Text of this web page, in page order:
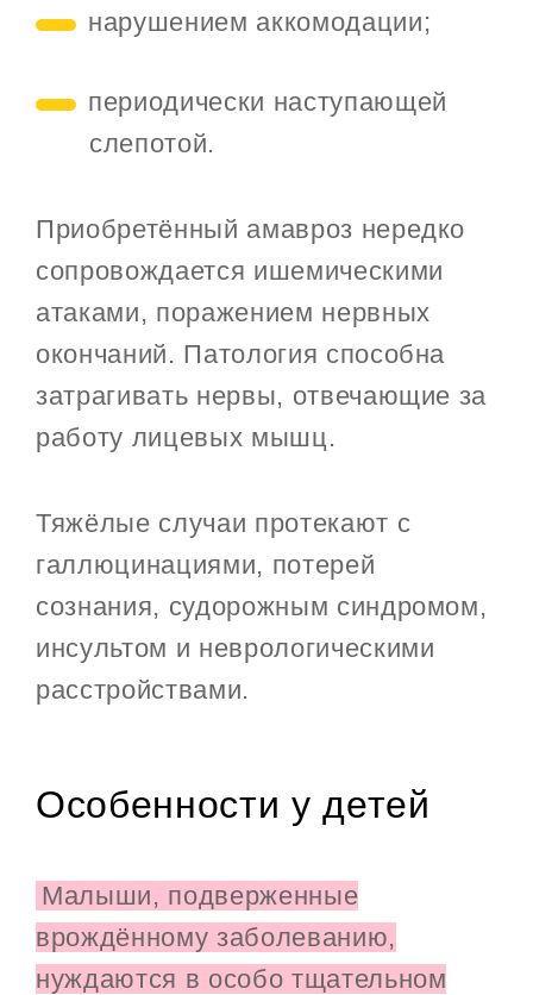
нарушением аккомодации;
периодически наступающей
слепотой.
Приобретённый амавроз нередко
сопровождается ишемическими
атаками, поражением нервных
окончаний. Патология способна
затрагивать нервы, отвечающие за
работу лицевых мышц.
Тяжёлые случаи протекают с
галлюцинациями, потерей
сознания, судорожным синдромом,
инсультом и неврологическими
расстройствами.
Особенности у детей
Малыши, подверженные
врождённому заболеванию,
нуждаются в особо тщательном